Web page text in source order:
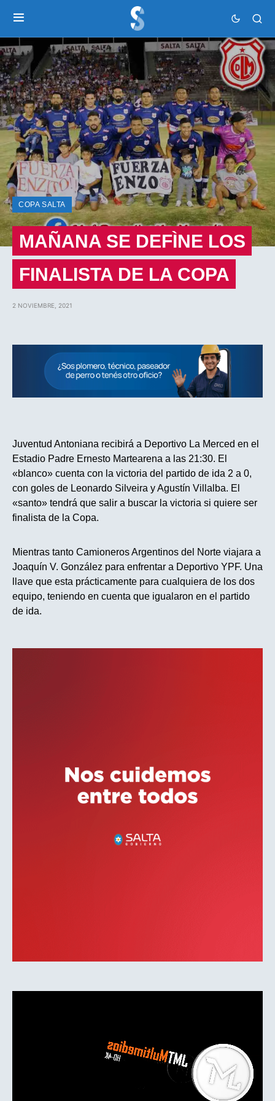
COPA SALTA
MAÑANA SE DEFÌNE LOS
FINALISTA DE LA COPA
2 NOVIEMBRE, 2021
Juventud Antoniana recibirá a Deportivo La Merced en el
Estadio Padre Ernesto Martearena a las 21:30. El
«blanco» cuenta con la victoria del partido de ida 2 a 0,
con goles de Leonardo Silveira y Agustín Villalba. El
«santo» tendrá que salir a buscar la victoria si quiere ser
finalista de la Copa.
Mientras tanto Camioneros Argentinos del Norte viajara a
Joaquín V. González para enfrentar a Deportivo YPF. Una
llave que esta prácticamente para cualquiera de los dos
equipo, teniendo en cuenta que igualaron en el partido
de ida.